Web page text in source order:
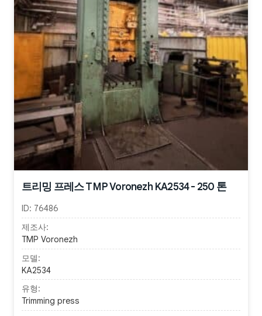
트리밍 프레스 TMP Voronezh KA2534 - 250 톤
ID: 76486
제조사:
TMP Voronezh
모델:
KA2534
유형:
Trimming press